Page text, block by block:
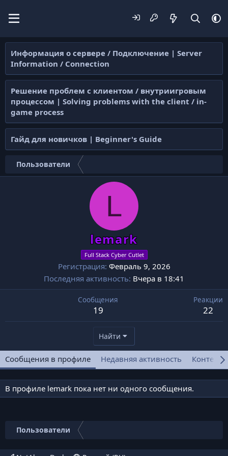
Информация о сервере / Подключение | Server
Information / Connection
Решение проблем с клиентом / внутриигровым
процессом | Solving problems with the client / in-
game process
Гайд для новичков | Beginner's Guide
Пользователи
L
lemark
Full Stack Cyber Cutlet
Регистрация Февраль 9, 2026
Последняя активность Вчера в 18:41
Сообщения
19
Реакции
22
Найти
Сообщения в профиле Недавняя активность Контент
В профиле lemark пока нет ни одного сообщения.
Пользователи